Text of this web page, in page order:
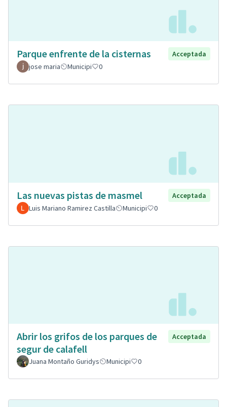
Parque enfrente de la cisternas
Acceptada
jose maria
Municipi 0
Las nuevas pistas de masmel
Acceptada
Luis Mariano Ramirez Castilla
Municipi 0
Abrir los grifos de los parques de
segur de calafell
Acceptada
Juana Montaño Guridys Municipi 0